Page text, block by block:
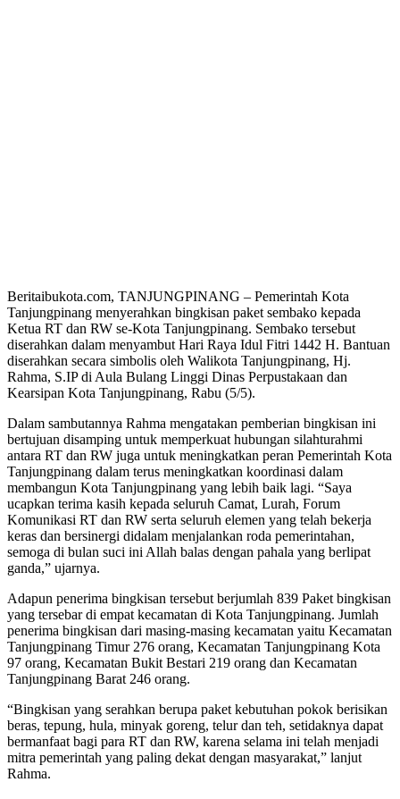
Beritaibukota.com, TANJUNGPINANG – Pemerintah Kota
Tanjungpinang menyerahkan bingkisan paket sembako kepada
Ketua RT dan RW se-Kota Tanjungpinang. Sembako tersebut
diserahkan dalam menyambut Hari Raya Idul Fitri 1442 H. Bantuan
diserahkan secara simbolis oleh Walikota Tanjungpinang, Hj.
Rahma, S.IP di Aula Bulang Linggi Dinas Perpustakaan dan
Kearsipan Kota Tanjungpinang, Rabu (5/5).
Dalam sambutannya Rahma mengatakan pemberian bingkisan ini
bertujuan disamping untuk memperkuat hubungan silahturahmi
antara RT dan RW juga untuk meningkatkan peran Pemerintah Kota
Tanjungpinang dalam terus meningkatkan koordinasi dalam
membangun Kota Tanjungpinang yang lebih baik lagi. “Saya
ucapkan terima kasih kepada seluruh Camat, Lurah, Forum
Komunikasi RT dan RW serta seluruh elemen yang telah bekerja
keras dan bersinergi didalam menjalankan roda pemerintahan,
semoga di bulan suci ini Allah balas dengan pahala yang berlipat
ganda,” ujarnya.
Adapun penerima bingkisan tersebut berjumlah 839 Paket bingkisan
yang tersebar di empat kecamatan di Kota Tanjungpinang. Jumlah
penerima bingkisan dari masing-masing kecamatan yaitu Kecamatan
Tanjungpinang Timur 276 orang, Kecamatan Tanjungpinang Kota
97 orang, Kecamatan Bukit Bestari 219 orang dan Kecamatan
Tanjungpinang Barat 246 orang.
“Bingkisan yang serahkan berupa paket kebutuhan pokok berisikan
beras, tepung, hula, minyak goreng, telur dan teh, setidaknya dapat
bermanfaat bagi para RT dan RW, karena selama ini telah menjadi
mitra pemerintah yang paling dekat dengan masyarakat,” lanjut
Rahma.